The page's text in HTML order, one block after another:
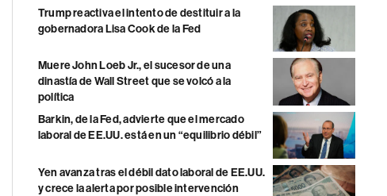
Trump reactiva el intento de destituir a la
gobernadora Lisa Cook de la Fed
Muere John Loeb Jr., el sucesor de una
dinastía de Wall Street que se volcó a la
política
Barkin, de la Fed, advierte que el mercado
laboral de EE.UU. está en un “equilibrio débil”
Yen avanza tras el débil dato laboral de EE.UU.
y crece la alerta por posible intervención